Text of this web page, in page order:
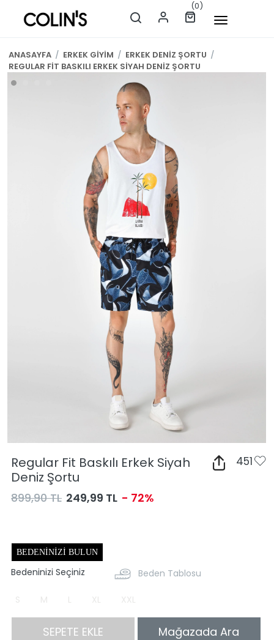
(0)
ANASAYFA / ERKEK GİYİM / ERKEK DENİZ ŞORTU /
REGULAR FİT BASKILI ERKEK SİYAH DENİZ ŞORTU
Regular Fit Baskılı Erkek Siyah
Deniz Şortu
451
899,90 TL 249,99 TL - 72%
BEDENINIZI BULUN
Bedeninizi Seçiniz Beden Tablosu
S M L XL XXL
SEPETE EKLE Mağazada Ara